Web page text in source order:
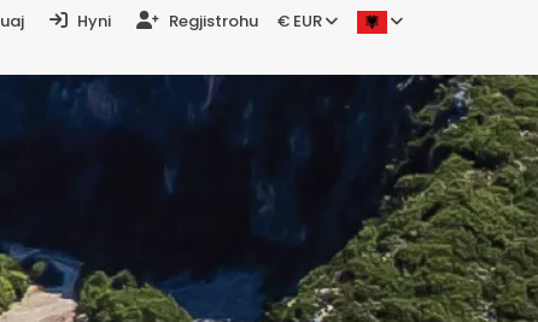
Hyni Regjistrohu € EUR